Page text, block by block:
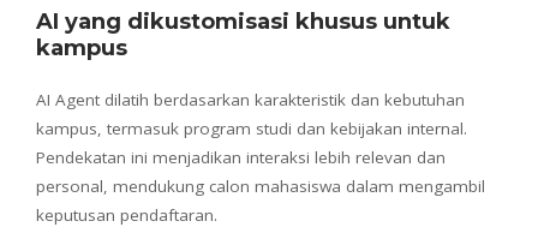
AI yang dikustomisasi khusus untuk
kampus
AI Agent dilatih berdasarkan karakteristik dan kebutuhan
kampus, termasuk program studi dan kebijakan internal.
Pendekatan ini menjadikan interaksi lebih relevan dan
personal, mendukung calon mahasiswa dalam mengambil
keputusan pendaftaran.